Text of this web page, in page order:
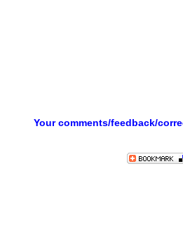
Your comments/feedback/